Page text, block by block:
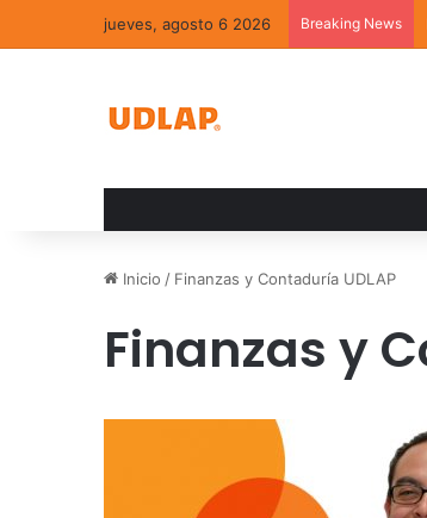
jueves, agosto 6 2026 Breaking News
Inicio / Finanzas y Contaduría UDLAP
Finanzas y